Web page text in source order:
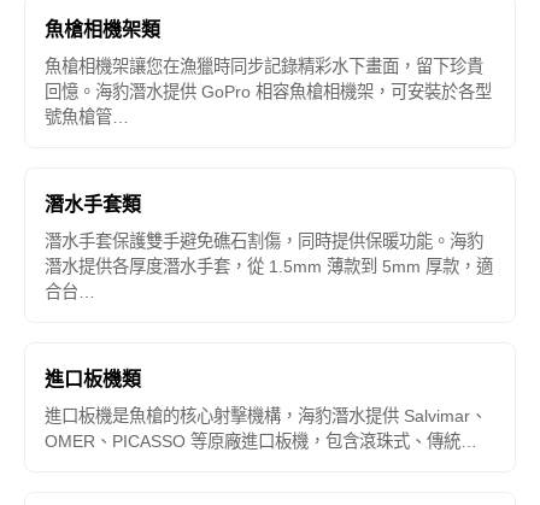
魚槍相機架類
魚槍相機架讓您在漁獵時同步記錄精彩水下畫面，留下珍貴
回憶。海豹潛水提供 GoPro 相容魚槍相機架，可安裝於各型
號魚槍管…
潛水手套類
潛水手套保護雙手避免礁石割傷，同時提供保暖功能。海豹
潛水提供各厚度潛水手套，從 1.5mm 薄款到 5mm 厚款，適
合台…
進口板機類
進口板機是魚槍的核心射擊機構，海豹潛水提供 Salvimar、
OMER、PICASSO 等原廠進口板機，包含滾珠式、傳統…